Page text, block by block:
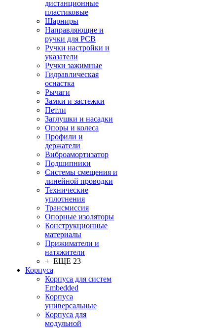
дистанционные
пластиковые
Шарниры
Направляющие и
ручки для PCB
Ручки настройки и
указатели
Ручки зажимные
Гидравлическая
оснастка
Рычаги
Замки и застежки
Петли
Заглушки и насадки
Опоры и колеса
Профили и
держатели
Виброамортизатор
Подшипники
Системы смещения и
линейной проводки
Технические
уплотнения
Трансмиссия
Опорные изоляторы
Конструкционные
материалы
Прижиматели и
натяжители
+ ЕЩЕ 23
Корпуса
Корпуса для систем
Embedded
Корпуса
универсальные
Корпуса для
модульной